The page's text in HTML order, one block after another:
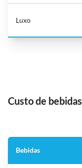
Luxo
Custo de bebidas
Bebidas